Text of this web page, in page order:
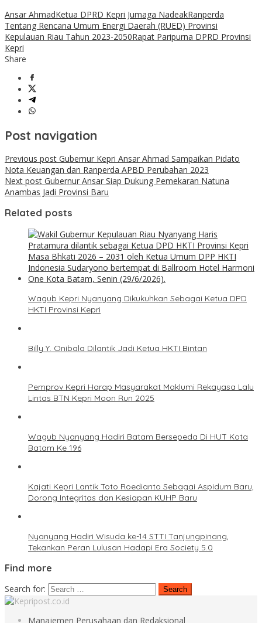
Ansar AhmadKetua DPRD Kepri Jumaga NadeakRanperda
Tentang Rencana Umum Energi Daerah (RUED) Provinsi
Kepulauan Riau Tahun 2023-2050Rapat Paripurna DPRD Provinsi
Kepri
Share
Post navigation
Previous post Gubernur Kepri Ansar Ahmad Sampaikan Pidato
Nota Keuangan dan Ranperda APBD Perubahan 2023
Next post Gubernur Ansar Siap Dukung Pemekaran Natuna
Anambas Jadi Provinsi Baru
Related posts
Wagub Kepri Nyanyang Dikukuhkan Sebagai Ketua DPD
HKTI Provinsi Kepri
Billy Y. Onibala Dilantik Jadi Ketua HKTI Bintan
Pemprov Kepri Harap Masyarakat Maklumi Rekayasa Lalu
Lintas BTN Kepri Moon Run 2025
Wagub Nyanyang Hadiri Batam Bersepeda Di HUT Kota
Batam Ke 196
Kajati Kepri Lantik Toto Roedianto Sebagai Aspidum Baru,
Dorong Integritas dan Kesiapan KUHP Baru
Nyanyang Hadiri Wisuda ke-14 STTI Tanjungpinang,
Tekankan Peran Lulusan Hadapi Era Society 5.0
Find more
Search for:
Manajemen Perusahaan dan Redaksional